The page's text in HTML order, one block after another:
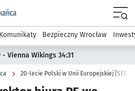
podserwis: Dla mieszkańca
Komunikaty Bezpieczny Wrocław
Vienna Wikings 34:31
20-lecie Polski w Unii Europejskiej